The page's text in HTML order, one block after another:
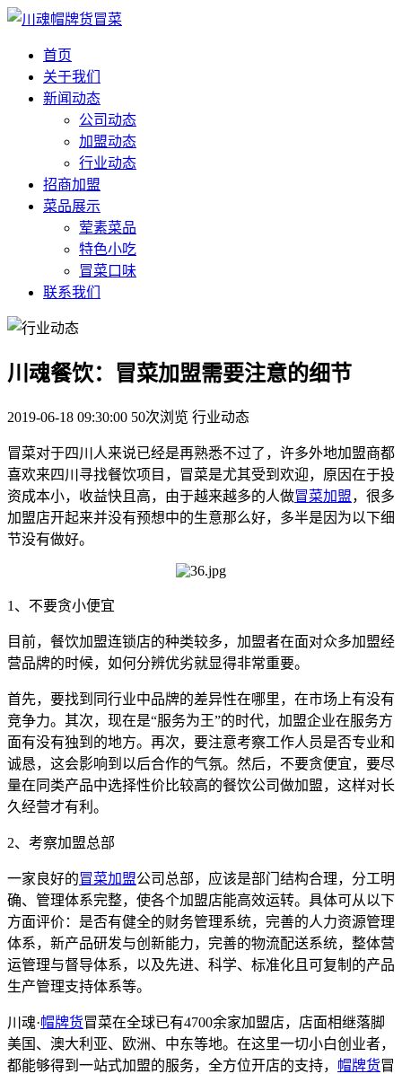
首页
关于我们
新闻动态
公司动态
加盟动态
行业动态
招商加盟
菜品展示
荤素菜品
特色小吃
冒菜口味
联系我们
川魂餐饮：冒菜加盟需要注意的细节
2019-06-18 09:30:00 50次浏览 行业动态
冒菜对于四川人来说已经是再熟悉不过了，许多外地加盟商都
喜欢来四川寻找餐饮项目，冒菜是尤其受到欢迎，原因在于投
资成本小，收益快且高，由于越来越多的人做冒菜加盟，很多
加盟店开起来并没有预想中的生意那么好，多半是因为以下细
节没有做好。
1、不要贪小便宜
目前，餐饮加盟连锁店的种类较多，加盟者在面对众多加盟经
营品牌的时候，如何分辨优劣就显得非常重要。
首先，要找到同行业中品牌的差异性在哪里，在市场上有没有
竞争力。其次，现在是“服务为王”的时代，加盟企业在服务方
面有没有独到的地方。再次，要注意考察工作人员是否专业和
诚恳，这会影响到以后合作的气氛。然后，不要贪便宜，要尽
量在同类产品中选择性价比较高的餐饮公司做加盟，这样对长
久经营才有利。
2、考察加盟总部
一家良好的冒菜加盟公司总部，应该是部门结构合理，分工明
确、管理体系完整，使各个加盟店能高效运转。具体可从以下
方面评价：是否有健全的财务管理系统，完善的人力资源管理
体系，新产品研发与创新能力，完善的物流配送系统，整体营
运管理与督导体系，以及先进、科学、标准化且可复制的产品
生产管理支持体系等。
川魂·帽牌货冒菜在全球已有4700余家加盟店，店面相继落脚
美国、澳大利亚、欧洲、中东等地。在这里一切小白创业者，
都能够得到一站式加盟的服务，全方位开店的支持， 帽牌货冒